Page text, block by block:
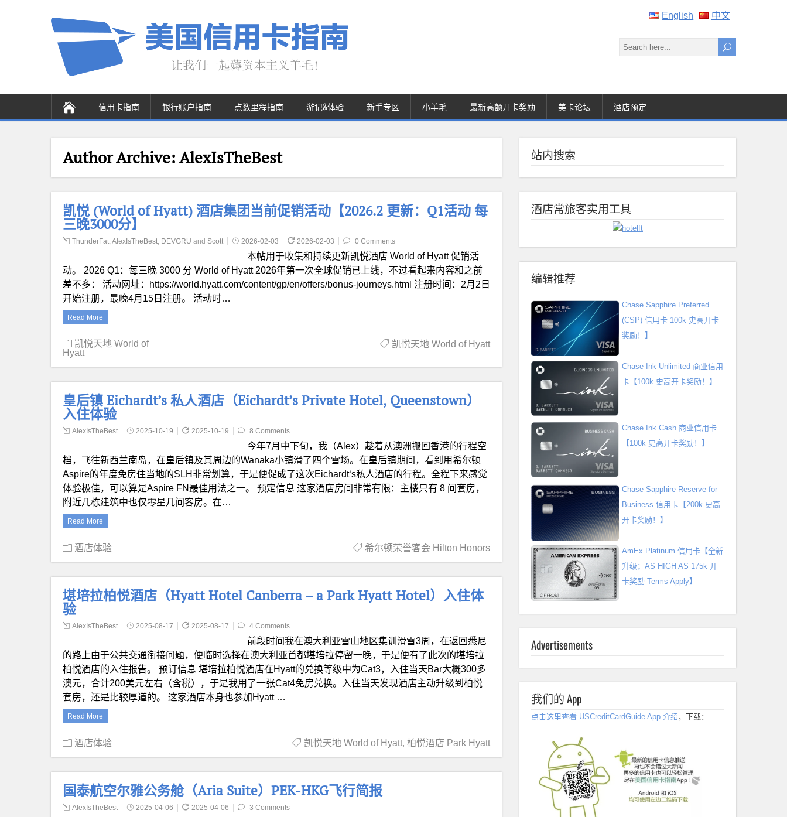
English 中文
信用卡指南 银行账户指南 点数里程指南 游记&体验 新手专区 小羊毛 最新高额开卡奖励 美卡论坛 酒店预定
Author Archive:AlexIsTheBest
凯悦 (World of Hyatt) 酒店集团当前促销活动【2026.2 更新：Q1活动 每
三晚3000分】
ThunderFat,AlexIsTheBest, DEVGRU and Scott 2026-02-03 2026-02-03 0 Comments
本帖用于收集和持续更新凯悦酒店 World of Hyatt 促销活
动。 2026 Q1：每三晚 3000 分 World of Hyatt 2026年第一次全球促销已上线，不过看起来内容和之前
差不多： 活动网址：https://world.hyatt.com/content/gp/en/offers/bonus-journeys.html 注册时间：2月2日
开始注册，最晚4月15日注册。 活动时…
Read More
凯悦天地 World of
Hyatt
凯悦天地 World of Hyatt
皇后镇 Eichardt’s 私人酒店（Eichardt’s Private Hotel, Queenstown）
入住体验
AlexIsTheBest 2025-10-19 2025-10-19 8 Comments
今年7月中下旬，我（Alex）趁着从澳洲搬回香港的行程空
档，飞往新西兰南岛，在皇后镇及其周边的Wanaka小镇滑了四个雪场。在皇后镇期间，看到用希尔顿
Aspire的年度免房住当地的SLH非常划算，于是便促成了这次Eichardt‘s私人酒店的行程。全程下来感觉
体验极佳，可以算是Aspire FN最佳用法之一。 预定信息 这家酒店房间非常有限：主楼只有 8 间套房，
附近几栋建筑中也仅零星几间客房。在…
Read More
酒店体验 希尔顿荣誉客会 Hilton Honors
堪培拉柏悦酒店（Hyatt Hotel Canberra – a Park Hyatt Hotel）入住体
验
AlexIsTheBest 2025-08-17 2025-08-17 4 Comments
前段时间我在澳大利亚雪山地区集训滑雪3周，在返回悉尼
的路上由于公共交通衔接问题，便临时选择在澳大利亚首都堪培拉停留一晚，于是便有了此次的堪培拉
柏悦酒店的入住报告。 预订信息 堪培拉柏悦酒店在Hyatt的兑换等级中为Cat3，入住当天Bar大概300多
澳元，合计200美元左右（含税），于是我用了一张Cat4免房兑换。入住当天发现酒店主动升级到柏悦
套房，还是比较厚道的。 这家酒店本身也参加Hyatt …
Read More
酒店体验 凯悦天地 World of Hyatt, 柏悦酒店 Park Hyatt
国泰航空尔雅公务舱（Aria Suite）PEK-HKG飞行简报
AlexIsTheBest 2025-04-06 2025-04-06 3 Comments
站内搜索
酒店常旅客实用工具
编辑推荐
Chase Sapphire Preferred
(CSP) 信用卡 100k 史高开卡
奖励！】
Chase Ink Unlimited 商业信用
卡【100k 史高开卡奖励！】
Chase Ink Cash 商业信用卡
【100k 史高开卡奖励！】
Chase Sapphire Reserve for
Business 信用卡【200k 史高
开卡奖励！】
AmEx Platinum 信用卡【全新
升级；AS HIGH AS 175k 开
卡奖励 Terms Apply】
Advertisements
我们的 App
点击这里查看 USCreditCardGuide App 介绍 ，下载：